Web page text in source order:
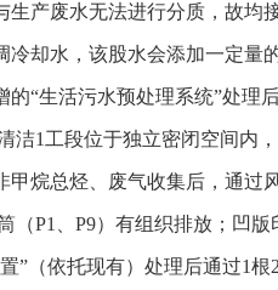
生产废水无法进行分质，故均
冷却水，该股水会添加一定量
的“生活污水预处理系统”处理
洁1工段位于独立密闭空间内
甲烷总烃、废气收集后，通过
（P1、P9）有组织排放；凹
”（依托现有）处理后通过1